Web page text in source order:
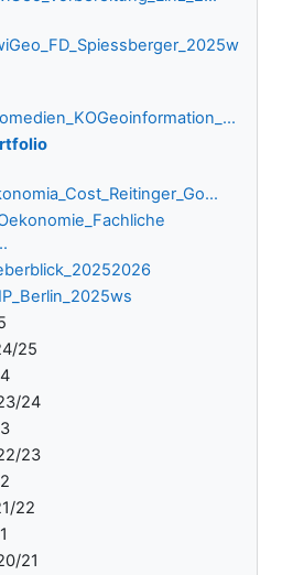
25
24
23
22
21